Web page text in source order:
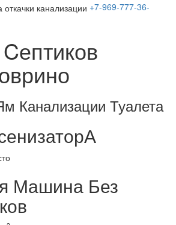
+7-969-777-36-
Канализации Туалета
Машина Без